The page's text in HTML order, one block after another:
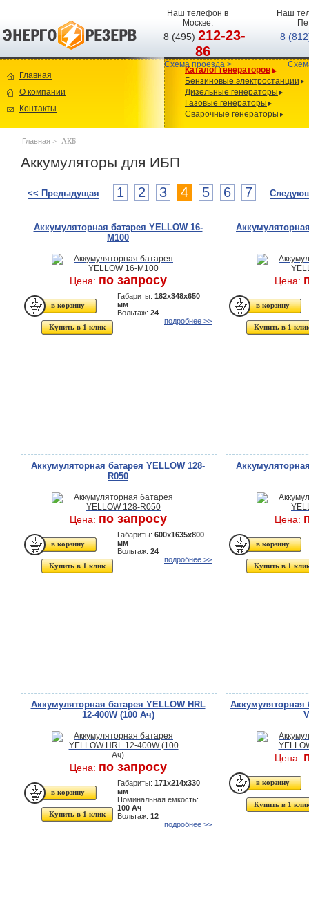
Наш телефон в
Москве:
8 (495)212-23-
86
Схема проезда >
Наш
8
Главная
О компании
Контакты
Каталог генераторов
Бензиновые электростанции
Дизельные генераторы
Газовые генераторы
Сварочные генераторы
Главная > АКБ
Аккумуляторы для ИБП
<< Предыдущая 1 2 3 4 5 6 7
Аккумуляторная батарея YELLOW 16-
M100
Цена: по запросу
Купить в 1 клик
Габариты: 182x348x650
мм
Вольтаж: 24
подробнее >>
Цена:
Купить в 1
Аккумуляторная батарея YELLOW 128-
R050
Цена: по запросу
Купить в 1 клик
Габариты: 600x1635x800
мм
Вольтаж: 24
подробнее >>
Цена:
Купить в 1
Аккумуляторная батарея YELLOW HRL
12-400W (100 Ач)
Цена: по запросу
Купить в 1 клик
Габариты: 171x214x330
мм
Номинальная емкость:
100 Ач
Вольтаж: 12
подробнее >>
Аккумуляторная
Цена:
Купить в 1